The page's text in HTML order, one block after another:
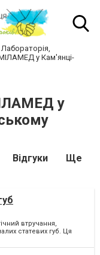
Лабораторія,
у Кам'янці-
у
Відгуки Ще
втручання,
статевих губ. Ця